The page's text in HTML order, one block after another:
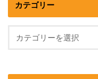
カテゴリー